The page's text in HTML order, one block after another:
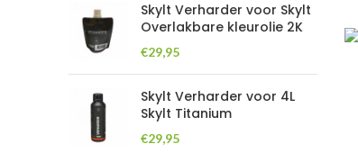
Skylt Verharder voor Skylt
Overlakbare kleurolie 2K
€29,95
Skylt Verharder voor 4L
Skylt Titanium
€29,95